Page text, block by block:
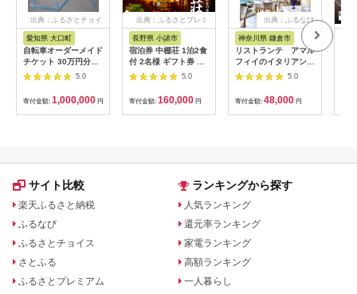
出典：ふるさとチョイ
愛知県 大口町
自転車オーダーメイド
チケット 30万円分
【1360365】
5.0
寄付金額: 1,000,000 円
出典：ふるさとプレミ
長野県 小諸市
宿泊券 中棚荘 1泊2食
付 2名様 ギフト券 チ
ケット 券 宿泊 旅行
5.0
寄付金額: 160,000 円
出典：ふるなび
神奈川県 鎌倉市
リストランテ アマル
フィイのイタリアンデ
ィナーコースA ペア
5.0
寄付金額: 48,000 円
サイト比較
楽天ふるさと納税
ふるなび
ふるさとチョイス
さとふる
ふるさとプレミアム
ランキングから探す
人気ランキング
還元率ランキング
家電ランキング
高額ランキング
一人暮らし